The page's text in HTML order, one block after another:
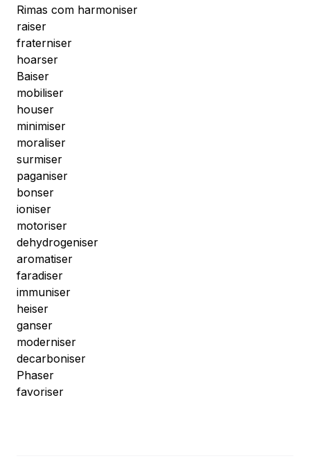
Rimas com harmoniser
raiser
fraterniser
hoarser
Baiser
mobiliser
houser
minimiser
moraliser
surmiser
paganiser
bonser
ioniser
motoriser
dehydrogeniser
aromatiser
faradiser
immuniser
heiser
ganser
moderniser
decarboniser
Phaser
favoriser